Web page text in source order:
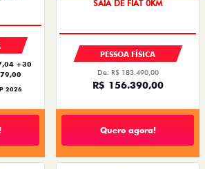
+30
2026
PREÇO IMPERDÍVEL
PESSOA FÍSICA
De: R$ 183.490,00
R$ 156.390,00
Quero agora!